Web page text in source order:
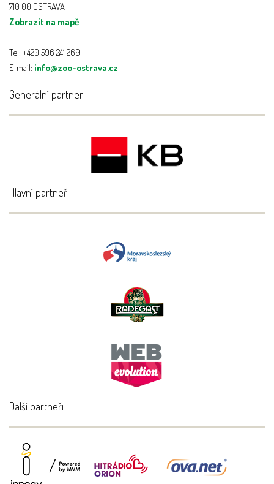
710 00 OSTRAVA
Zobrazit na mapě
Tel: +420 596 241 269
E-mail: info@zoo-ostrava.cz
Generální partner
Hlavní partneři
Další partneři